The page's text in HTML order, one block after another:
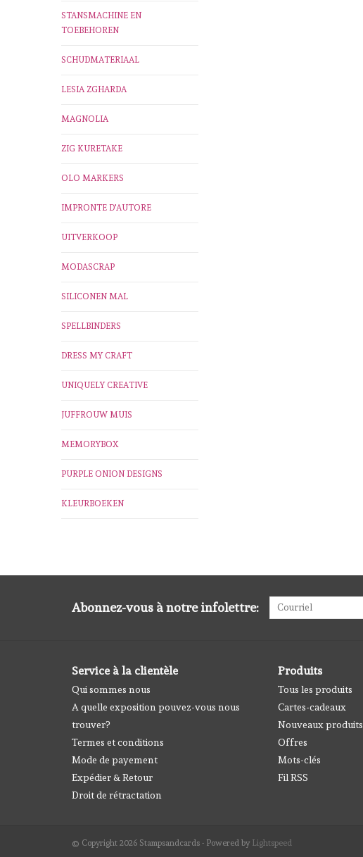
STANSMACHINE EN
TOEBEHOREN
SCHUDMATERIAAL
LESIA ZGHARDA
MAGNOLIA
ZIG KURETAKE
OLO MARKERS
IMPRONTE D'AUTORE
UITVERKOOP
MODASCRAP
SILICONEN MAL
SPELLBINDERS
DRESS MY CRAFT
UNIQUELY CREATIVE
JUFFROUW MUIS
MEMORYBOX
PURPLE ONION DESIGNS
KLEURBOEKEN
Abonnez-vous à notre infolettre:
Service à la clientèle
Qui sommes nous
A quelle exposition pouvez-vous nous
trouver?
Termes et conditions
Mode de payement
Expédier & Retour
Droit de rétractation
Produits
Tous les produits
Cartes-cadeaux
Nouveaux produits
Offres
Mots-clés
Fil RSS
© Copyright 2026 Stampsandcards - Powered by Lightspeed